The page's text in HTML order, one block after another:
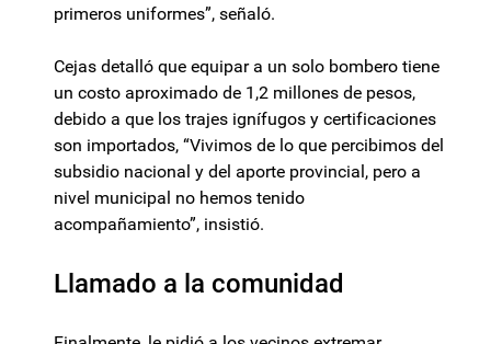
primeros uniformes”, señaló.
Cejas detalló que equipar a un solo bombero tiene
un costo aproximado de 1,2 millones de pesos,
debido a que los trajes ignífugos y certificaciones
son importados, “Vivimos de lo que percibimos del
subsidio nacional y del aporte provincial, pero a
nivel municipal no hemos tenido
acompañamiento”, insistió.
Llamado a la comunidad